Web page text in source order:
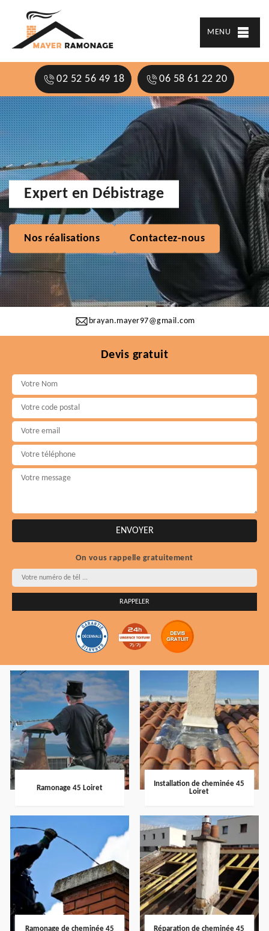
MENU
02 52 56 49 18 06 58 61 22 20
brayan.mayer97@gmail.com
Expert en Débistrage
Nos réalisations Contactez-nous
Devis gratuit
On vous rappelle gratuitement
Ramonage 45 Loiret
Installation de cheminée 45
Loiret
Ramonage de cheminée 45
Réparation de cheminée 45